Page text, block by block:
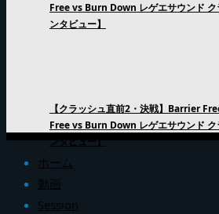
Free vs Burn Down レゲエサウンド ク
ンタビュー】
【クラッシュ直前2・決戦】Barrier
Free vs Burn Down レゲエサウンド ク
ンタビュー】
ホーム
動画
Session